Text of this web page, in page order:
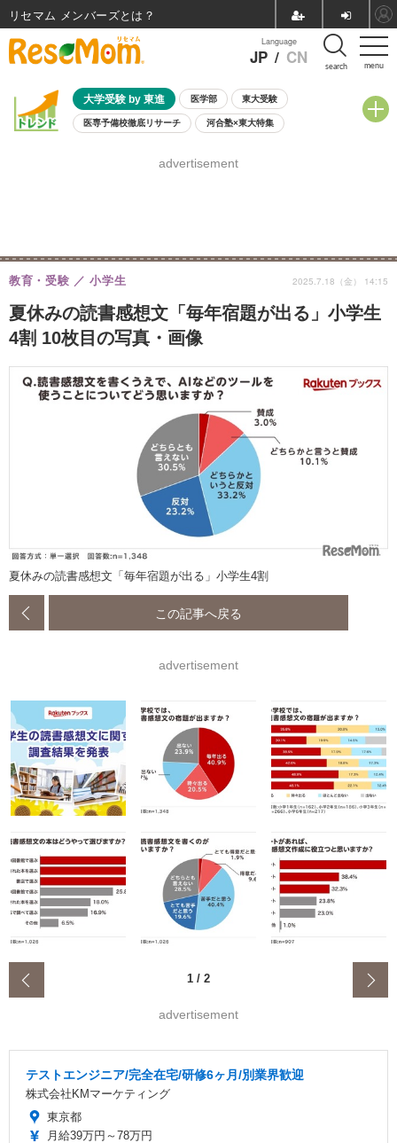
menu
Language
JP / CN search
大学受験 by 東進 医学部 東大受験
医専予備校徹底リサーチ 河合塾×東大特集
8月開催学校説明会・相談会
advertisement
夏休みの読書感想文「毎年宿題が出る」小学生
4割 10枚目の写真・画像
教育・受験 小学生 2025.7.18（金） 14:15
夏休みの読書感想文「毎年宿題が出る」小学生4割
この記事へ戻る
advertisement
1 / 2
advertisement
テストエンジニア/完全在宅/研修6ヶ月/別業界歓迎
株式会社KMマーケティング
東京都
月給39万円～78万円
リセマム メンバーズ